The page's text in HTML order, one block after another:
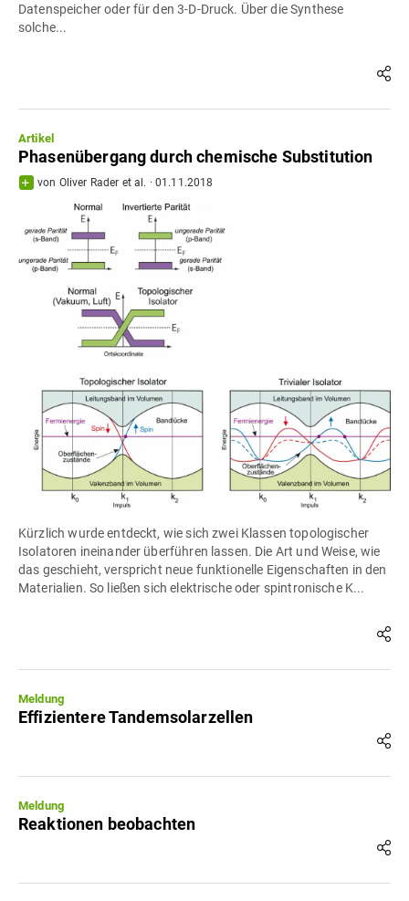
Datenspeicher oder für den 3-D-Druck. Über die Synthese
solche...
Artikel
Phasenübergang durch chemische Substitution
von Oliver Rader et al. · 01.11.2018
Kürzlich wurde entdeckt, wie sich zwei Klassen topologischer
Isolatoren ineinander überführen lassen. Die Art und Weise, wie
das geschieht, verspricht neue funktionelle Eigenschaften in den
Materialien. So ließen sich elektrische oder spintronische K...
Meldung
Effizientere Tandemsolarzellen
Meldung
Reaktionen beobachten